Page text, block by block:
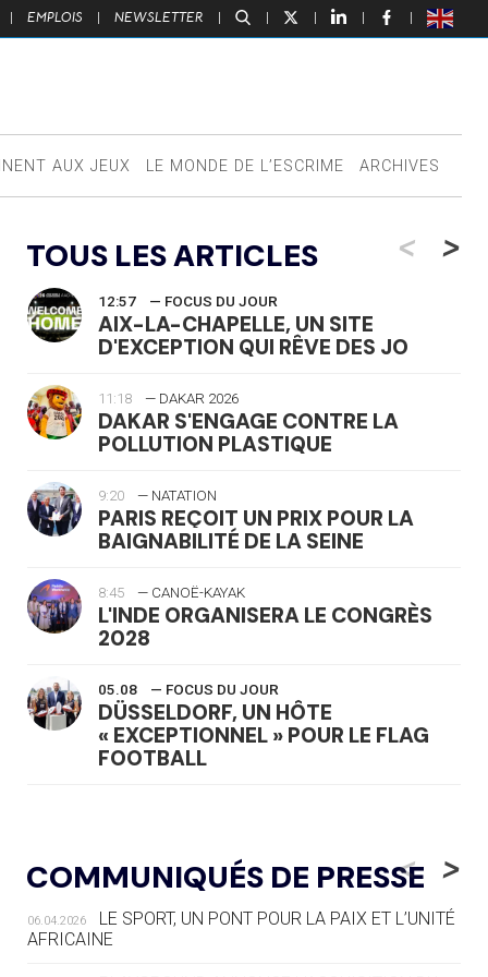
| EMPLOIS | NEWSLETTER | | | | |
AUX JEUX LE MONDE DE L’ESCRIME ARCHIVES
TOUS LES ARTICLES <
12:57 — FOCUS DU JOUR
AIX-LA-CHAPELLE, UN SITE
D'EXCEPTION QUI RÊVE DES JO
11:18 — DAKAR 2026
DAKAR S'ENGAGE CONTRE LA
POLLUTION PLASTIQUE
9:20 — NATATION
PARIS REÇOIT UN PRIX POUR LA
BAIGNABILITÉ DE LA SEINE
8:45 — CANOË-KAYAK
L'INDE ORGANISERA LE CONGRÈS
2028
05.08 — FOCUS DU JOUR
DÜSSELDORF, UN HÔTE
« EXCEPTIONNEL » POUR LE FLAG
FOOTBALL
LE RÊVE DE VOIR LA LUGE ALPINE
AUX JO « N'EST PAS FINI »
05.08 — TIR À L'ARC
DES MONDIAUX À BRISBANE SUR LA
>
COMMUNIQUÉS DE PRESSE
<
06.04.2026
LE SPORT, UN PONT POUR LA PAIX ET L’UNITÉ
AFRICAINE
>